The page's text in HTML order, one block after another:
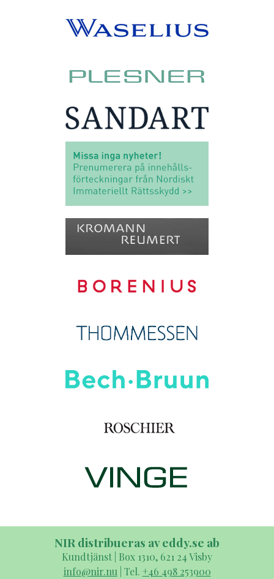
NIR distribueras av eddy.se ab
Kundtjänst | Box 1310, 621 24 Visby
info@nir.nu | Tel. +46 498 253900